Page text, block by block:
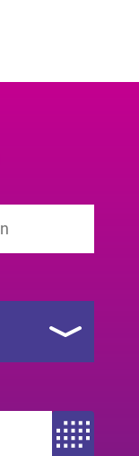
Zeitraum von